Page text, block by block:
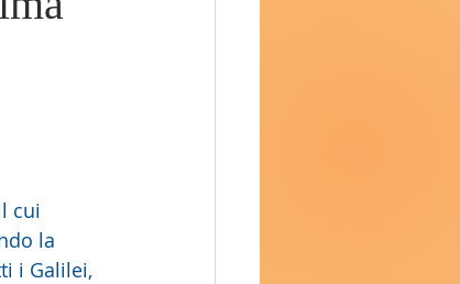
cui
la
i Galilei,